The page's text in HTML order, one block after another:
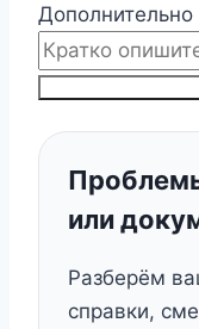
Дополнительно
или
Разберём
справки,